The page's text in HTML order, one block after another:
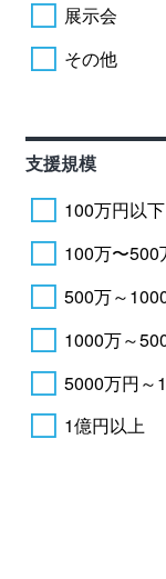
展示会
その他
支援規模
100万円以下
100万〜500
500万～
1000万～
5000万円～
1億円以上